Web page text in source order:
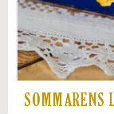
SOMMARENS